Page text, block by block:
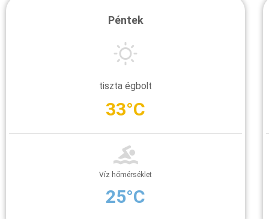
Péntek
tiszta égbolt
33°C
Víz hőmérséklet
25°C